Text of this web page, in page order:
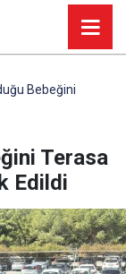
Bebeğini
Terasa
Edildi